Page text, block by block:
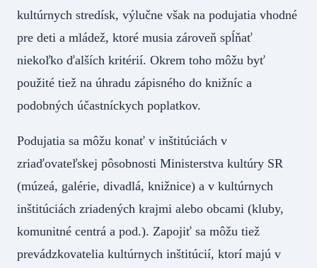
kultúrnych stredísk, výlučne však na podujatia vhodné
pre deti a mládež, ktoré musia zároveň spĺňať
niekoľko ďalších kritérií. Okrem toho môžu byť
použité tiež na úhradu zápisného do knižníc a
podobných účastníckych poplatkov.
Podujatia sa môžu konať v inštitúciách v
zriaďovateľskej pôsobnosti Ministerstva kultúry SR
(múzeá, galérie, divadlá, knižnice) a v kultúrnych
inštitúciách zriadených krajmi alebo obcami (kluby,
komunitné centrá a pod.). Zapojiť sa môžu tiež
prevádzkovatelia kultúrnych inštitúcií, ktorí majú v